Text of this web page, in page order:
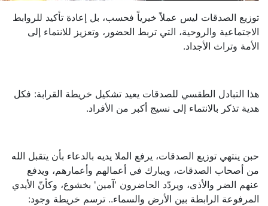
توزيع الصدقات ليس عملاً خيرياً فحسب، بل إعادة تأكيد للروابط
الاجتماعية والروحية، التي تربط الحضور، وتعزيز للانتماء إلى
الأمة وتراث الأجداد.
هذا التبادل الطقسي للصدقات يعيد تشكيل خريطة القرابة: فكل
هدية تذكر بالانتماء إلى نسيج أكبر من الأفراد.
حبن ينتهي توزيع الصدقات، يرفع الملا يديه بالدعاء بأن يتقبل الله
من أصحاب الصدقات، ويبارك في أعمالهم وأعمارهم، ويدفع
عنهم الضر والأذى، ويردّد الحاضرون 'آمين' بخشوع، وكأنّ الأيدي
المرفوعة الرابطة بين الأرض والسماء.. ترسم خريطة وجود: